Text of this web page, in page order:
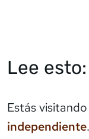
Lee esto:
Estás
independiente.